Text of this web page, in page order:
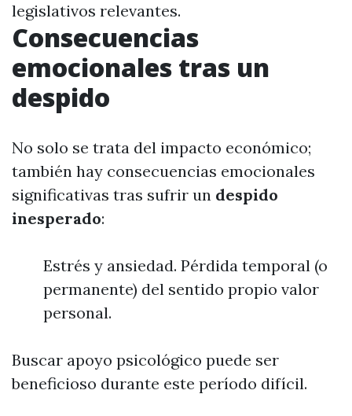
legislativos relevantes.
Consecuencias
emocionales tras un
despido
No solo se trata del impacto económico;
también hay consecuencias emocionales
significativas tras sufrir un despido
inesperado:
Estrés y ansiedad. Pérdida temporal (o
permanente) del sentido propio valor
personal.
Buscar apoyo psicológico puede ser
beneficioso durante este período difícil.